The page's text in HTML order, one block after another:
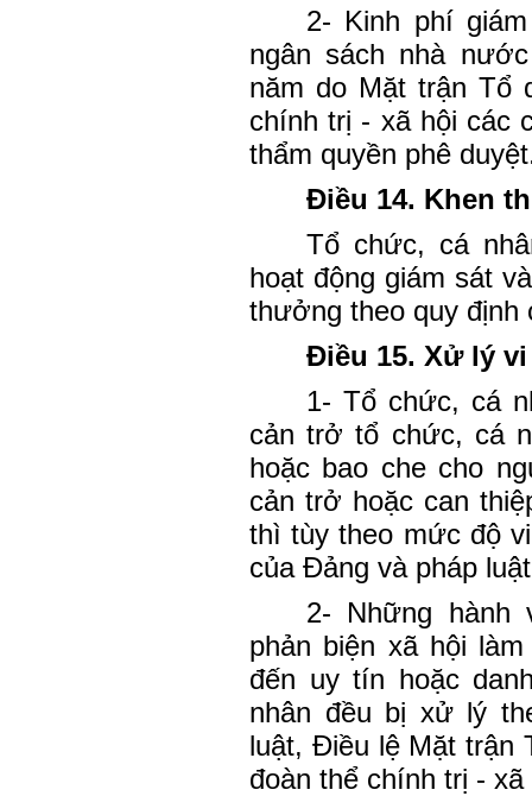
2- Kinh phí
ngân sách nhà
năm do Mặt trận Tổ
chính trị - xã hội các
thẩm quyền phê
Điều 14. Khen
Tổ chức, cá
hoạt động giám sát
thưởng theo quy định
Điều 15. Xử lý
1- Tổ chức, cá
cản trở tổ chức, cá
hoặc bao che cho
cản trở hoặc can
thì tùy theo mức độ
của Đảng và pháp
2- Những hành
phản biện xã hội
đến uy tín hoặc
nhân đều bị xử lý
luật, Điều lệ Mặt trận
đoàn thể chính trị - xã